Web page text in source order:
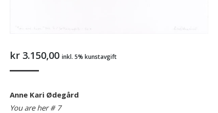
kr 3.150,00 inkl. 5% kunstavgift
Anne Kari Ødegård
You are her # 7